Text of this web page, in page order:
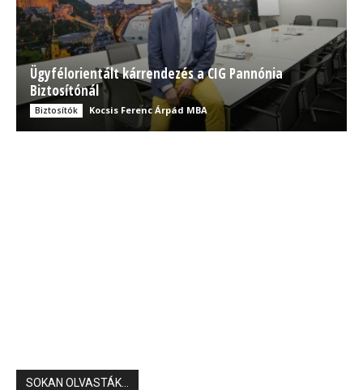
Ügyfélorientált kárrendezés a CIG Pannónia
Biztosítónál
Biztosítók Kocsis Ferenc Árpád MBA
SOKAN OLVASTÁK...